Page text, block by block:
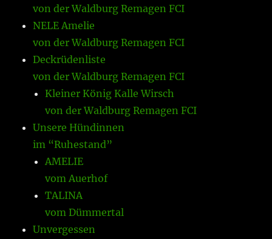
von der Waldburg Remagen FCI
NELE Amelie
von der Waldburg Remagen FCI
Deckrüdenliste
von der Waldburg Remagen FCI
Kleiner König Kalle Wirsch
von der Waldburg Remagen FCI
Unsere Hündinnen
im “Ruhestand”
AMELIE
vom Auerhof
TALINA
vom Dümmertal
Unvergessen